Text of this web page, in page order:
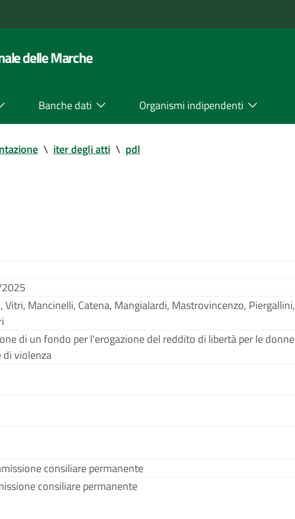
delle Marche
Banche dati Organismi indipendenti
\ iter degli atti \ pdl
Vitri, Mancinelli, Catena, Mangialardi, Mastrovincenzo, Piergallini,
di un fondo per l'erogazione del reddito di libertà per le donne
violenza
consiliare permanente
consiliare permanente